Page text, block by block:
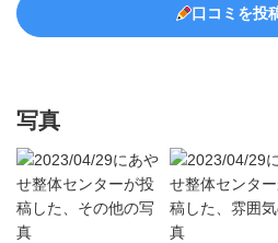
口コミを投
写真